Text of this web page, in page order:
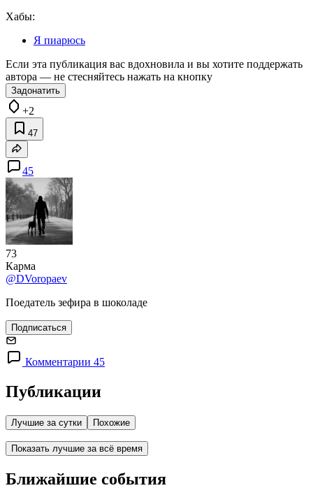
Хабы:
Я пиарюсь
Если эта публикация вас вдохновила и вы хотите поддержать
автора — не стесняйтесь нажать на кнопку
Задонатить
+2
47
45
73
Карма
@DVoropaev
Поедатель зефира в шоколаде
Подписаться
Комментарии 45
Публикации
Лучшие за сутки Похожие
Показать лучшие за всё время
Ближайшие события